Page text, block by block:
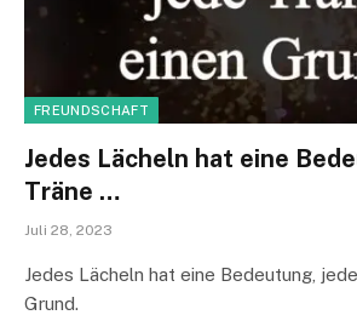
FREUNDSCHAFT
Jedes Lächeln hat eine
Träne …
Juli 28, 2023
Jedes Lächeln hat eine Bedeutung,
Grund.